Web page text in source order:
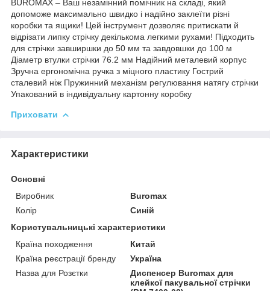
BUROMAX – Ваш незамінний помічник на складі, який
допоможе максимально швидко і надійно заклеїти різні
коробки та ящики! Цей інструмент дозволяє притискати й
відрізати липку стрічку декількома легкими рухами! Підходить
для стрічки завширшки до 50 мм та завдовшки до 100 м
Діаметр втулки стрічки 76.2 мм Надійний металевий корпус
Зручна ергономічна ручка з міцного пластику Гострий
сталевий ніж Пружинний механізм регулювання натягу стрічки
Упакований в індивідуальну картонну коробку
Приховати
Характеристики
Основні
Виробник
Buromax
Колір
Синій
Користувальницькі характеристики
Країна походження
Китай
Країна реєстрації бренду
Україна
Назва для Розєтки
Диспенсер Buromax для
клейкої пакувальної стрічки